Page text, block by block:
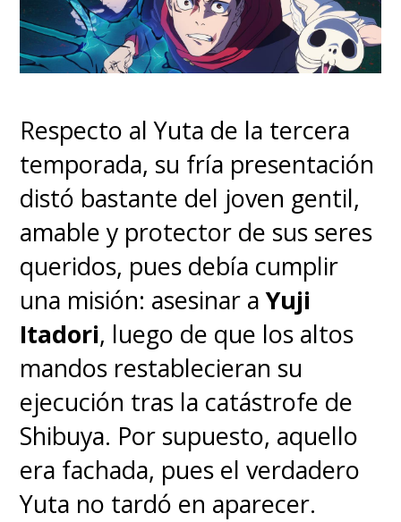
Respecto al Yuta de la tercera
temporada, su fría presentación
distó bastante del joven gentil,
amable y protector de sus seres
queridos, pues debía cumplir
una misión: asesinar aYuji
Itadori, luego de que los altos
mandos restablecieran su
ejecución tras la catástrofe de
Shibuya. Por supuesto, aquello
era fachada, pues el verdadero
Yuta no tardó en aparecer.